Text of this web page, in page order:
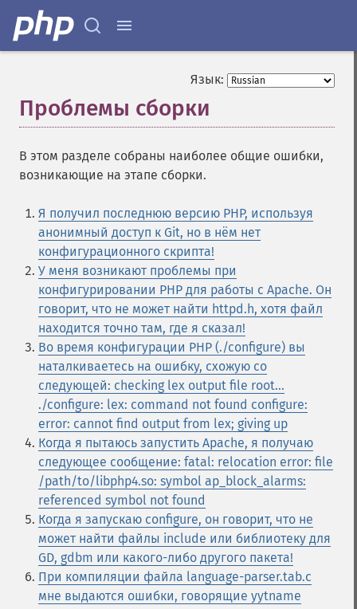
Язык:
Проблемы сборки
В этом разделе собраны наиболее общие ошибки,
возникающие на этапе сборки.
Я получил последнюю версию PHP, используя
анонимный доступ к Git, но в нём нет
конфигурационного скрипта!
У меня возникают проблемы при
конфигурировании PHP для работы с Apache. Он
говорит, что не может найти httpd.h, хотя файл
находится точно там, где я сказал!
Во время конфигурации PHP (./configure) вы
наталкиваетесь на ошибку, схожую со
следующей: checking lex output file root...
./configure: lex: command not found configure:
error: cannot find output from lex; giving up
Когда я пытаюсь запустить Apache, я получаю
следующее сообщение: fatal: relocation error: file
/path/to/libphp4.so: symbol ap_block_alarms:
referenced symbol not found
Когда я запускаю configure, он говорит, что не
может найти файлы include или библиотеку для
GD, gdbm или какого-либо другого пакета!
При компиляции файла language-parser.tab.c
мне выдаются ошибки, говорящие yytname